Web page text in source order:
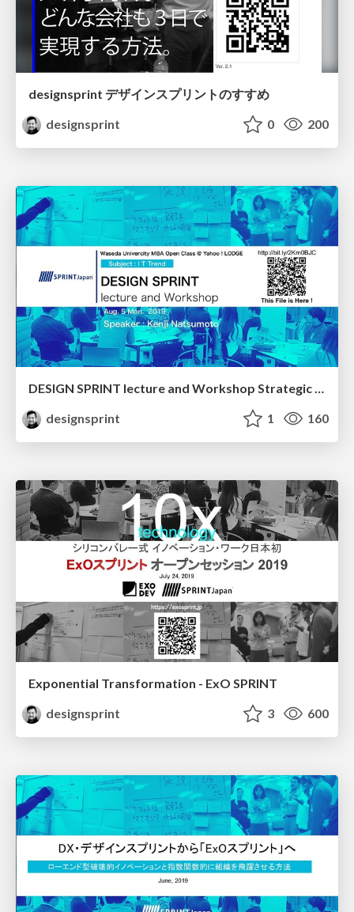
designsprint デザインスプリントのすすめ
designsprint
0 200
DESIGN SPRINT lecture and Workshop Strategic IT Management in Yahoo! LODGE
designsprint
1 160
Exponential Transformation - ExO SPRINT
designsprint
3 600